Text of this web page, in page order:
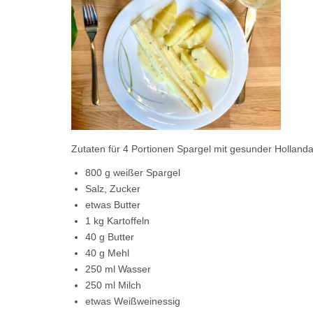
Zutaten für 4 Portionen Spargel mit gesunder
800 g weißer Spargel
Salz, Zucker
etwas Butter
1 kg Kartoffeln
40 g Butter
40 g Mehl
250 ml Wasser
250 ml Milch
etwas Weißweinessig